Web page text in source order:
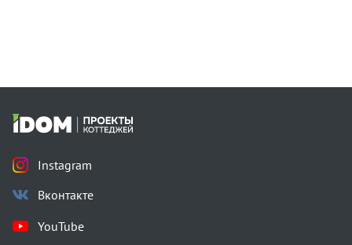
Instagram
Вконтакте
YouTube